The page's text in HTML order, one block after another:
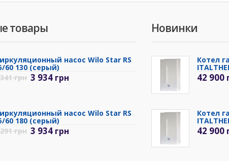
товары
насос Wilo Star RS
60 130 (серый)
грн 3 934 грн
насос Wilo Star RS
60 180 (серый)
грн 3 934 грн
Новинки
Котел
42 900
Котел
42 900